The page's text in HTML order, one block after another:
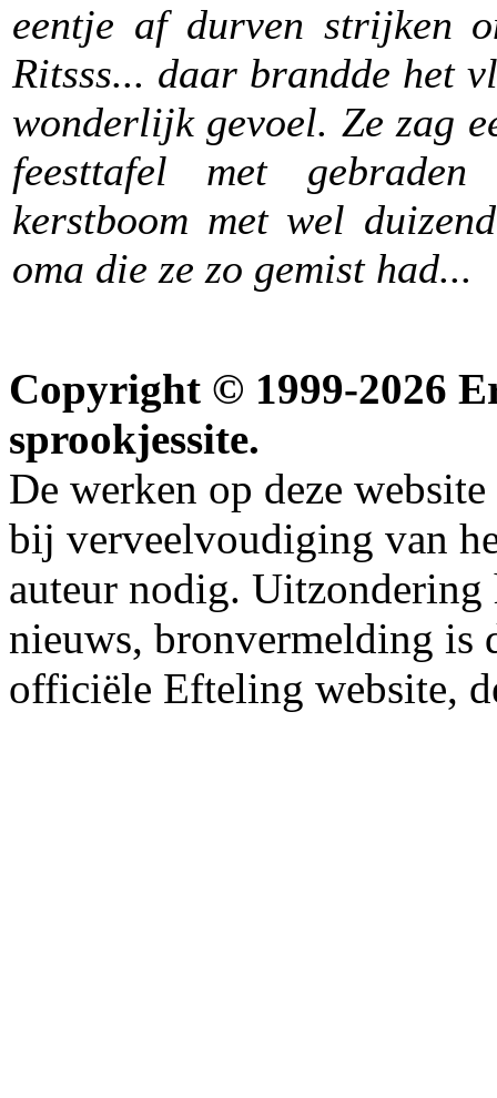
eentje af durven strijken
Ritsss... daar brandde het
wonderlijk gevoel. Ze zag
feesttafel met
kerstboom met wel
oma die ze zo gemist had...
Copyright © 1999-2026
sprookjessite.
De werken op deze
bij verveelvoudiging van
auteur nodig. Uitzondering
nieuws, bronvermelding is
officiële Efteling website,